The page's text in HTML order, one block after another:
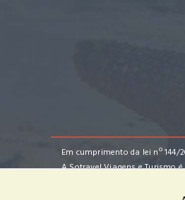
Em cumprimento da lei nº
A Sotravel Viagens e Turismo